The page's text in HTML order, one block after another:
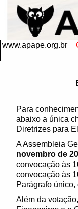
www.apape.org.br
Para
abaixo a única
Diretrizes para
A Assembleia
novembro de
convocação às
convocação às
Parágrafo único,
Além da